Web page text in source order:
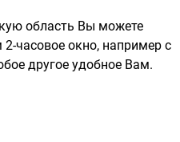
область Вы можете
часовое окно, например с
другое удобное Вам.